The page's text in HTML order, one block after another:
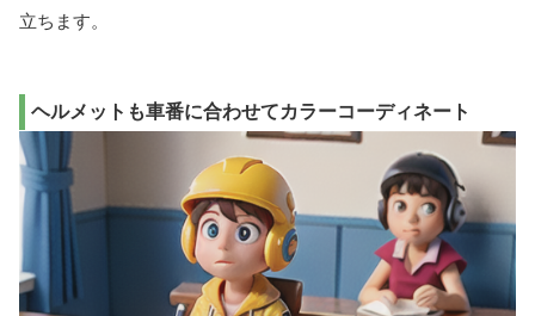
立ちます。
ヘルメットも車番に合わせてカラーコーディネート